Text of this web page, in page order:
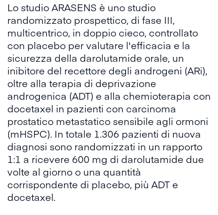
Lo studio ARASENS è uno studio
randomizzato prospettico, di fase III,
multicentrico, in doppio cieco, controllato
con placebo per valutare l'efficacia e la
sicurezza della darolutamide orale, un
inibitore del recettore degli androgeni (ARi),
oltre alla terapia di deprivazione
androgenica (ADT) e alla chemioterapia con
docetaxel in pazienti con carcinoma
prostatico metastatico sensibile agli ormoni
(mHSPC). In totale 1.306 pazienti di nuova
diagnosi sono randomizzati in un rapporto
1:1 a ricevere 600 mg di darolutamide due
volte al giorno o una quantità
corrispondente di placebo, più ADT e
docetaxel.